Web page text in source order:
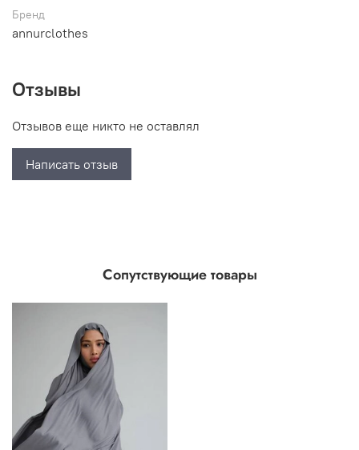
Бренд
annurclothes
Отзывы
Отзывов еще никто не оставлял
Написать отзыв
Сопутствующие товары